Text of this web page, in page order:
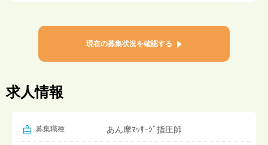
現在の募集状況を確認する
求人情報
募集職種 あん摩ﾏｯｻｰｼﾞ指圧師